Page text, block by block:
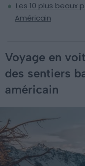
Les 10 plus beaux
Américain
Voyage en
des sentiers
américain